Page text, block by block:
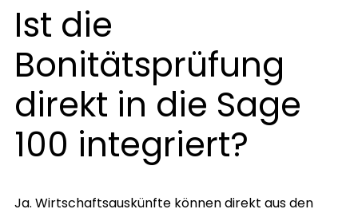
Ist die
Bonitätsprüfung
direkt in die Sage
100 integriert?
Ja. Wirtschaftsauskünfte können direkt aus den